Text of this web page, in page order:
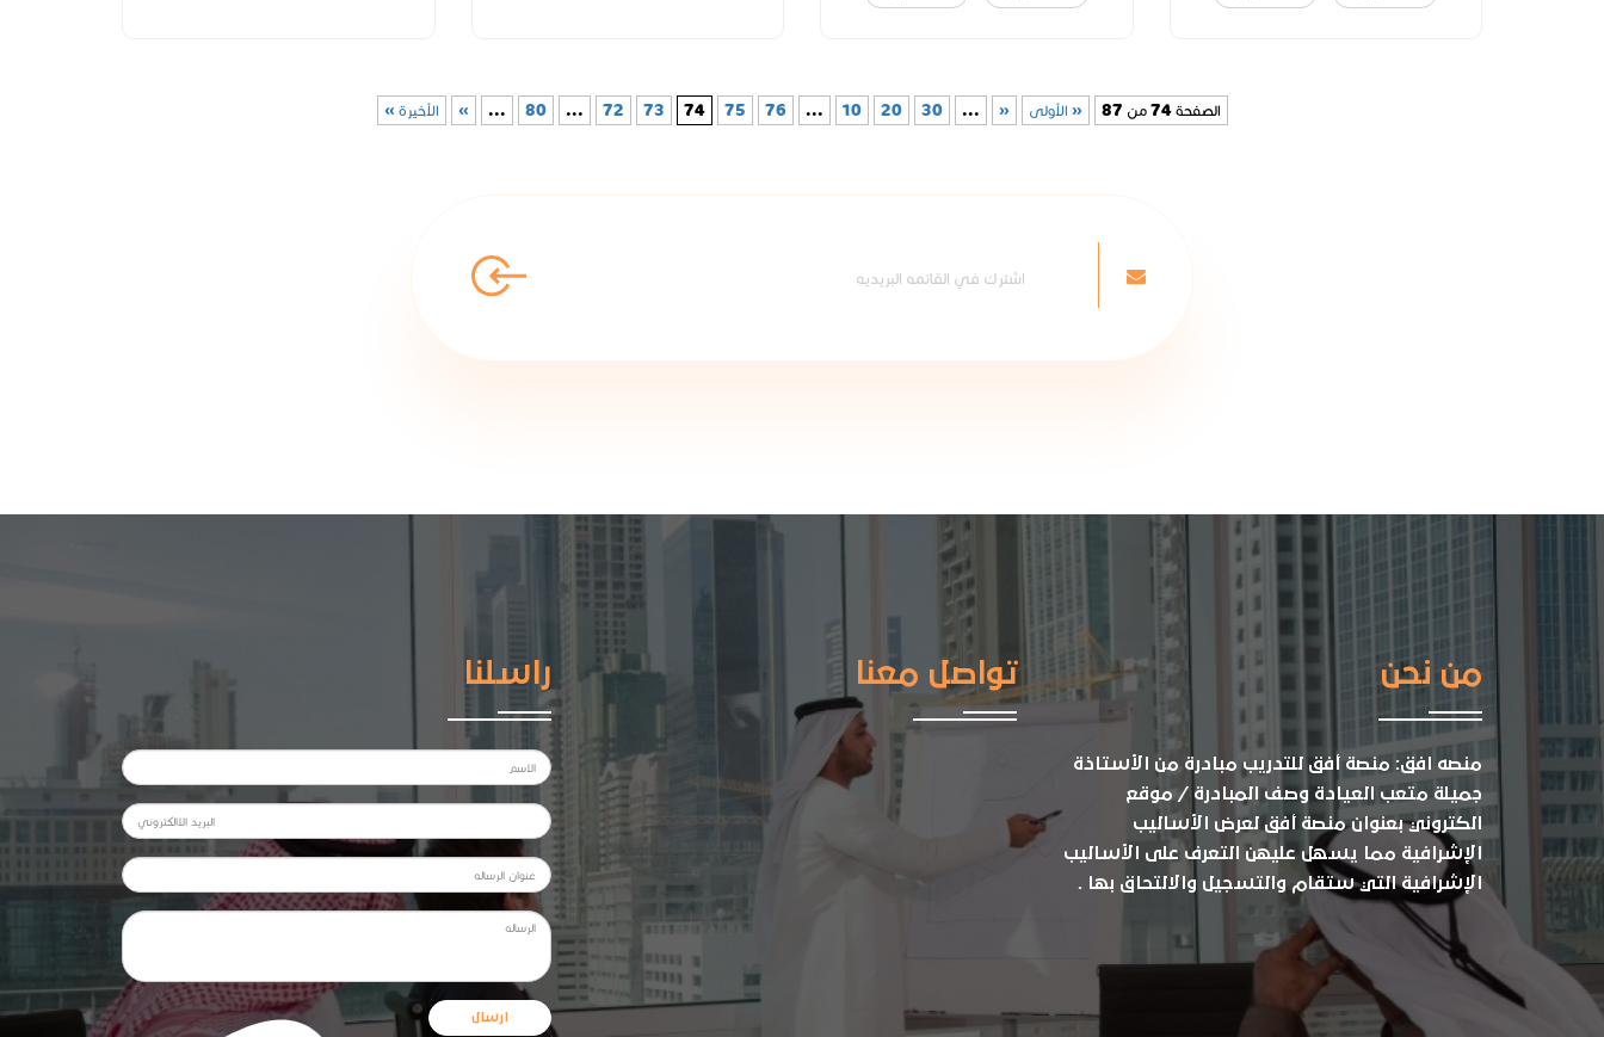
الصفحة 74 من 87 « الأولى «
...
10 20 30
...
72 73 74 75 76
...
80
...
» الأخيرة »
من نحن
منصه افق: منصة أفق للتدريب مبادرة من الأستاذة
جميلة متعب العيادة وصف المبادرة / موقع
الكتروني بعنوان منصة أفق لعرض الأساليب
الإشرافية مما يسهل عليهن التعرف على الأساليب
الإشرافية التي ستقام والتسجيل والالتحاق بها .
تواصل معنا راسلنا
ارسال